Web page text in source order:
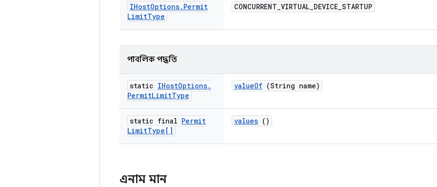
IHostOptions. Permit
LimitType
CONCURRENT_VIRTUAL_DEVICE_STARTUP
পাবলিক পদ্ধতি
static IHostOptions.
PermitLimitType
valueOf (String name)
static final Permit
LimitType[]
values ()
এনাম মান